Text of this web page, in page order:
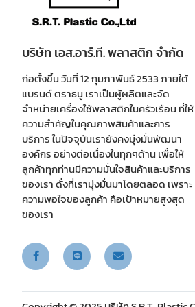
บริษัท เอส.อาร์.ที. พลาสติก จำกัด
ก่อตั้งขึ้น วันที่ 12 กุมภาพันธ์ 2533 ภายใต้
แบรนด์ ตราธนู เราเป็นผู้ผลิตและจัด
จำหน่ายเครื่องใช้พลาสติกในครัวเรือน ที่ให้
ความสำคัญในคุณภาพสินค้าและการ
บริการ ในปัจจุบันเรายังคงมุ่งมั่นพัฒนา
องค์กร อย่างต่อเนื่องในทุกๆด้าน เพื่อให้
ลูกค้าทุกท่านมีความมั่นใจสินค้าและบริการ
ของเรา ดั่งที่เรามุ่งมั่นมาโดยตลอด เพราะ
ความพอใจของลูกค้า คือเป้าหมายสูงสุด
ของเรา